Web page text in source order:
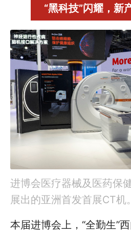
“黑科技”闪耀，新
进博会医疗器械及医药保
展出的亚洲首发首展CT机
本届进博会上，“全勤生”